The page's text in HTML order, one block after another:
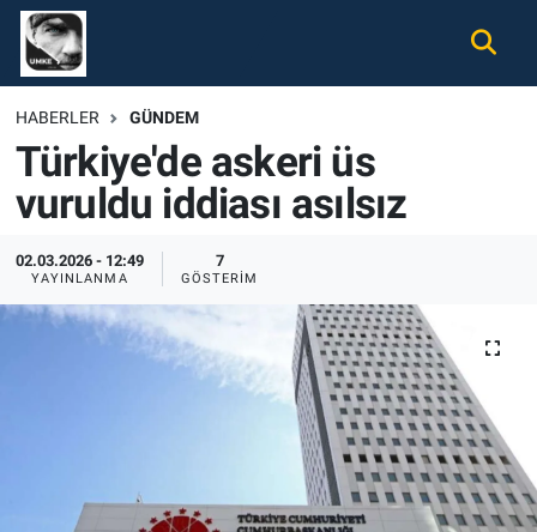
HABERLER GÜNDEM
Türkiye'de askeri üs
vuruldu iddiası asılsız
02.03.2026 - 12:49
YAYINLANMA
7
GÖSTERIM
Gündem
Ekonomi
Spor
Magazin
Tüm Haberler
Nöbetçi Eczaneler
Hava Durumu
Namaz Vakitleri
Trafik Durumu
Süper Lig Puan Durumu ve Fikstür
Haber Arşivi